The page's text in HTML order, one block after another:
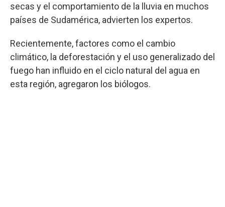
secas y el comportamiento de la lluvia en muchos
países de Sudamérica, advierten los expertos.
Recientemente, factores como el cambio
climático, la deforestación y el uso generalizado del
fuego han influido en el ciclo natural del agua en
esta región, agregaron los biólogos.